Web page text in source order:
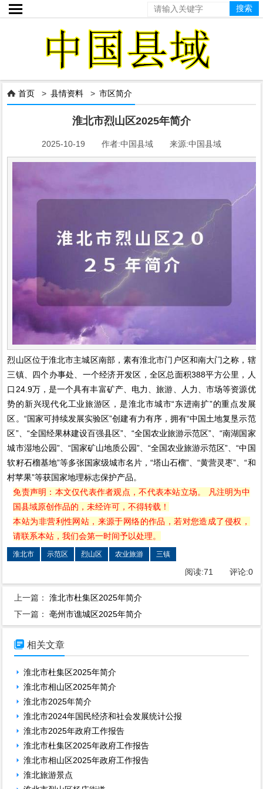

 首页 >县情资料 >市区简介
淮北市烈山区2025年简介
2025-10-19 作者:中国县域 来源:中国县域
烈山区位于淮北市主城区南部，素有淮北市门户区和南大门之称，辖
三镇、四个办事处、一个经济开发区，全区总面积388平方公里，人
口24.9万，是一个具有丰富矿产、电力、旅游、人力、市场等资源优
势的新兴现代化工业旅游区，是淮北市城市“东进南扩”的重点发展
区。“国家可持续发展实验区”创建有力有序，拥有“中国土地复垦示范
区”、“全国经果林建设百强县区”、“全国农业旅游示范区”、“南湖国家
城市湿地公园”、“国家矿山地质公园”、“全国农业旅游示范区”、“中国
软籽石榴基地”等多张国家级城市名片，“塔山石榴”、“黄营灵枣”、“和
村苹果”等获国家地理标志保护产品。
免责声明：本文仅代表作者观点，不代表本站立场。 凡注明为中
国县域原创作品的，未经许可，不得转载！
本站为非营利性网站，来源于网络的作品，若对您造成了侵权，
请联系本站，我们会第一时间予以处理。
淮北市 示范区 烈山区 农业旅游 三镇
阅读:71 评论:0
上一篇：淮北市杜集区2025年简介
下一篇：亳州市谯城区2025年简介
 相关文章
淮北市杜集区2025年简介
淮北市相山区2025年简介
淮北市2025年简介
淮北市2024年国民经济和社会发展统计公报
淮北市2025年政府工作报告
淮北市杜集区2025年政府工作报告
淮北市相山区2025年政府工作报告
淮北旅游景点